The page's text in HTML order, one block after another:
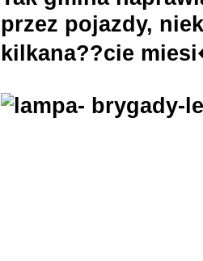
przez pojazdy,
kilkana??cie